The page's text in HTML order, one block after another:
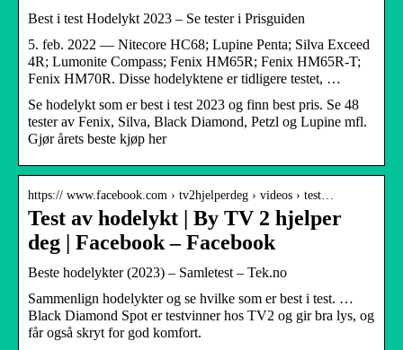
Best i test Hodelykt 2023 – Se tester i Prisguiden
5. feb. 2022 — Nitecore HC68; Lupine Penta; Silva Exceed
4R; Lumonite Compass; Fenix HM65R; Fenix HM65R-T;
Fenix HM70R. Disse hodelyktene er tidligere testet, …
Se hodelykt som er best i test 2023 og finn best pris. Se 48
tester av Fenix, Silva, Black Diamond, Petzl og Lupine mfl.
Gjør årets beste kjøp her
https:// www.facebook.com › tv2hjelperdeg › videos › test…
Test av hodelykt | By TV 2 hjelper
deg | Facebook – Facebook
Beste hodelykter (2023) – Samletest – Tek.no
Sammenlign hodelykter og se hvilke som er best i test. …
Black Diamond Spot er testvinner hos TV2 og gir bra lys, og
får også skryt for god komfort.